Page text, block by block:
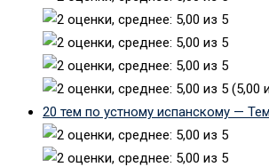
(5,00
20 тем по устному испанскому —